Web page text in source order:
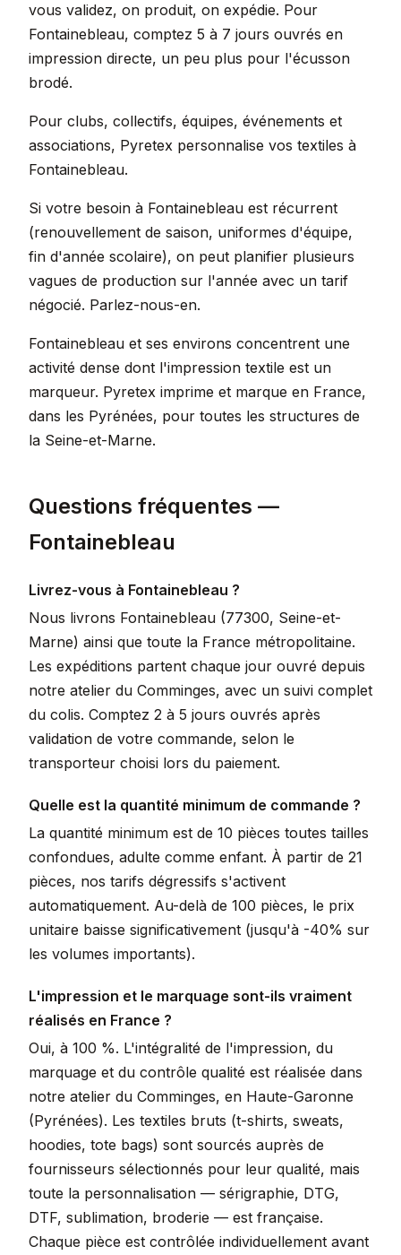
vous validez, on produit, on expédie. Pour
Fontainebleau, comptez 5 à 7 jours ouvrés en
impression directe, un peu plus pour l'écusson
brodé.
Pour clubs, collectifs, équipes, événements et
associations, Pyretex personnalise vos textiles à
Fontainebleau.
Si votre besoin à Fontainebleau est récurrent
(renouvellement de saison, uniformes d'équipe,
fin d'année scolaire), on peut planifier plusieurs
vagues de production sur l'année avec un tarif
négocié. Parlez-nous-en.
Fontainebleau et ses environs concentrent une
activité dense dont l'impression textile est un
marqueur. Pyretex imprime et marque en France,
dans les Pyrénées, pour toutes les structures de
la Seine-et-Marne.
Questions fréquentes —
Fontainebleau
Livrez-vous à Fontainebleau ?
Nous livrons Fontainebleau (77300, Seine-et-
Marne) ainsi que toute la France métropolitaine.
Les expéditions partent chaque jour ouvré depuis
notre atelier du Comminges, avec un suivi complet
du colis. Comptez 2 à 5 jours ouvrés après
validation de votre commande, selon le
transporteur choisi lors du paiement.
Quelle est la quantité minimum de commande ?
La quantité minimum est de 10 pièces toutes tailles
confondues, adulte comme enfant. À partir de 21
pièces, nos tarifs dégressifs s'activent
automatiquement. Au-delà de 100 pièces, le prix
unitaire baisse significativement (jusqu'à -40% sur
les volumes importants).
L'impression et le marquage sont-ils vraiment
réalisés en France ?
Oui, à 100 %. L'intégralité de l'impression, du
marquage et du contrôle qualité est réalisée dans
notre atelier du Comminges, en Haute-Garonne
(Pyrénées). Les textiles bruts (t-shirts, sweats,
hoodies, tote bags) sont sourcés auprès de
fournisseurs sélectionnés pour leur qualité, mais
toute la personnalisation — sérigraphie, DTG,
DTF, sublimation, broderie — est française.
Chaque pièce est contrôlée individuellement avant